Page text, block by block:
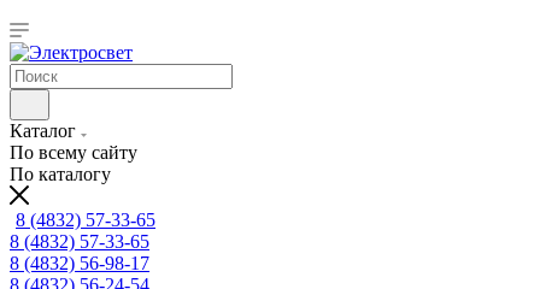
Каталог
По всему сайту
По каталогу
8 (4832) 57-33-65
8 (4832) 57-33-65
8 (4832) 56-98-17
8 (4832) 56-24-54